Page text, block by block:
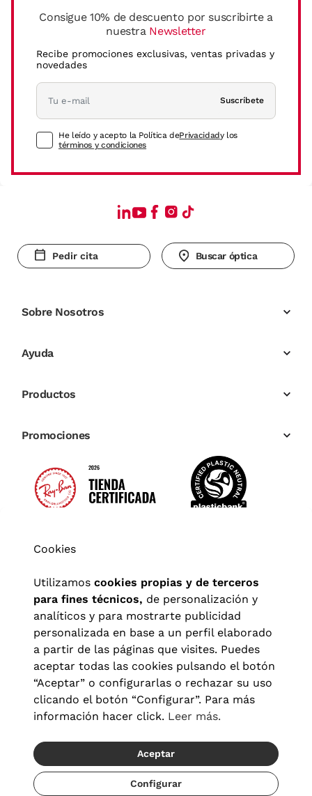
Recíbelo del 20/08 al 22/08
Consigue 10% de descuento por suscribirte a
nuestra Newsletter
Recibe promociones exclusivas, ventas privadas y
novedades
Suscríbete
He leído y acepto la Política dePrivacidady los
términos y condiciones
Pedir cita Buscar óptica
Sobre Nosotros
Ayuda
Productos
Promociones
Aviso legal| Política de privacidad Términos y condiciones
Política de cookies|Configuración de cookies
© 2026 Visionlab España
Cookies
Utilizamos cookies propias y de terceros
para fines técnicos, de personalización y
analíticos y para mostrarte publicidad
personalizada en base a un perfil elaborado
a partir de las páginas que visites. Puedes
aceptar todas las cookies pulsando el botón
“Aceptar” o configurarlas o rechazar su uso
clicando el botón “Configurar”. Para más
información hacer click. Leer más.
Aceptar
Configurar